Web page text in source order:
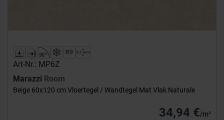
Art-Nr.: MP6Z
Marazzi Room
Beige 60x120 cm Vloertegel / Wandtegel Mat Vlak Naturale
34,94 €/m²